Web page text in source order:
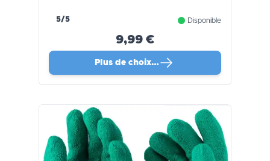
5/5 Disponible
9,99 €
Plus de choix…